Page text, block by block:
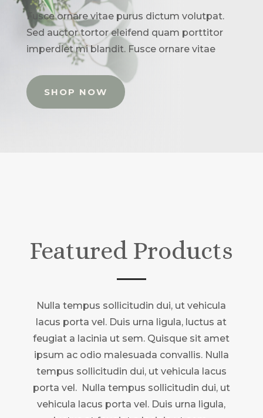
Fusce ornare vitae purus dictum volutpat.
Sed auctor tortor eleifend quam porttitor
imperdiet mi blandit. Fusce ornare vitae
SHOP NOW
Featured Products
Nulla tempus sollicitudin dui, ut vehicula
lacus porta vel. Duis urna ligula, luctus at
feugiat a lacinia ut sem. Quisque sit amet
ipsum ac odio malesuada convallis. Nulla
tempus sollicitudin dui, ut vehicula lacus
porta vel. Nulla tempus sollicitudin dui, ut
vehicula lacus porta vel. Duis urna ligula,